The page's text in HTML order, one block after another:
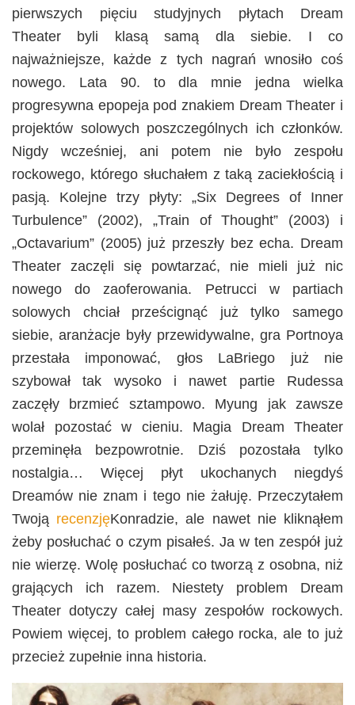
pierwszych pięciu studyjnych płytach Dream
Theater byli klasą samą dla siebie. I co
najważniejsze, każde z tych nagrań wnosiło coś
nowego. Lata 90. to dla mnie jedna wielka
progresywna epopeja pod znakiem Dream Theater i
projektów solowych poszczególnych ich członków.
Nigdy wcześniej, ani potem nie było zespołu
rockowego, którego słuchałem z taką zaciekłością i
pasją. Kolejne trzy płyty: „Six Degrees of Inner
Turbulence” (2002), „Train of Thought” (2003) i
„Octavarium” (2005) już przeszły bez echa. Dream
Theater zaczęli się powtarzać, nie mieli już nic
nowego do zaoferowania. Petrucci w partiach
solowych chciał prześcignąć już tylko samego
siebie, aranżacje były przewidywalne, gra Portnoya
przestała imponować, głos LaBriego już nie
szybował tak wysoko i nawet partie Rudessa
zaczęły brzmieć sztampowo. Myung jak zawsze
wolał pozostać w cieniu. Magia Dream Theater
przeminęła bezpowrotnie. Dziś pozostała tylko
nostalgia… Więcej płyt ukochanych niegdyś
Dreamów nie znam i tego nie żałuję. Przeczytałem
Twoją recenzjęKonradzie, ale nawet nie kliknąłem
żeby posłuchać o czym pisałeś. Ja w ten zespół już
nie wierzę. Wolę posłuchać co tworzą z osobna, niż
grających ich razem. Niestety problem Dream
Theater dotyczy całej masy zespołów rockowych.
Powiem więcej, to problem całego rocka, ale to już
przecież zupełnie inna historia.